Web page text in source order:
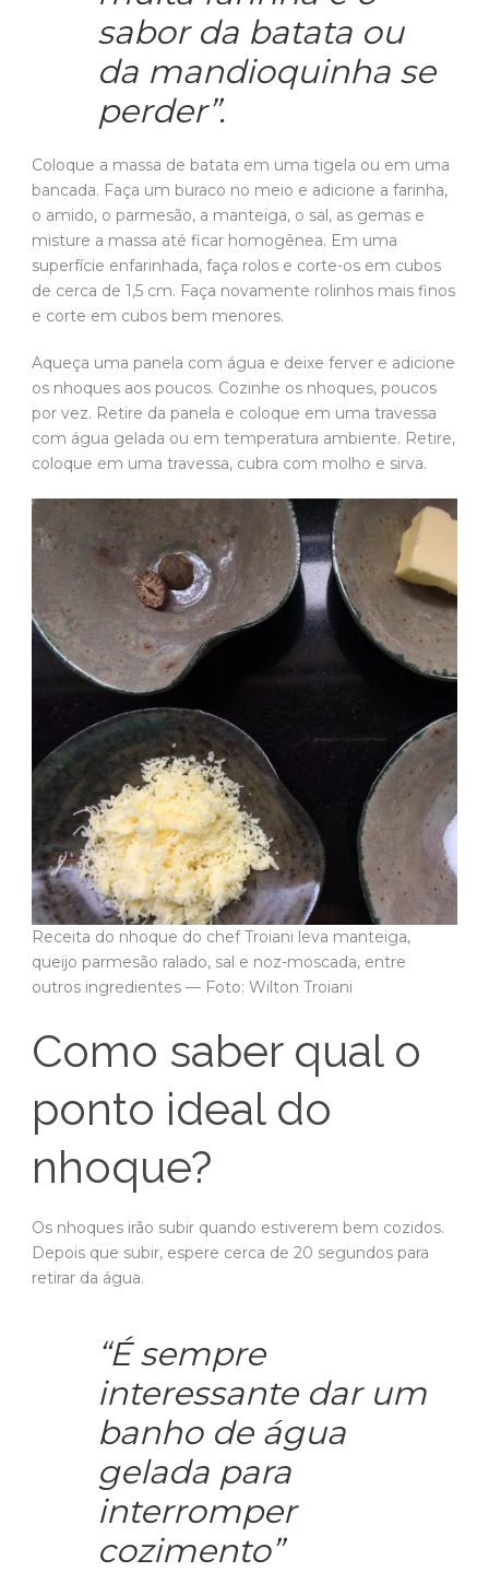
sabor da batata ou
da mandioquinha se
perder”.
Coloque a massa de batata em uma tigela ou em uma
bancada. Faça um buraco no meio e adicione a farinha,
o amido, o parmesão, a manteiga, o sal, as gemas e
misture a massa até ficar homogênea. Em uma
superfície enfarinhada, faça rolos e corte-os em cubos
de cerca de 1,5 cm. Faça novamente rolinhos mais finos
e corte em cubos bem menores.
Aqueça uma panela com água e deixe ferver e adicione
os nhoques aos poucos. Cozinhe os nhoques, poucos
por vez. Retire da panela e coloque em uma travessa
com água gelada ou em temperatura ambiente. Retire,
coloque em uma travessa, cubra com molho e sirva.
Receita do nhoque do chef Troiani leva manteiga,
queijo parmesão ralado, sal e noz-moscada, entre
outros ingredientes — Foto: Wilton Troiani
Como saber qual o
ponto ideal do
nhoque?
Os nhoques irão subir quando estiverem bem cozidos.
Depois que subir, espere cerca de 20 segundos para
retirar da água.
“É sempre
interessante dar um
banho de água
gelada para
interromper
cozimento”